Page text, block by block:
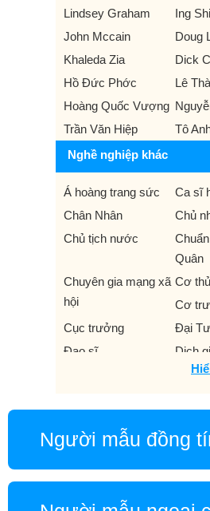
Lindsey Graham
Ing
John Mccain
Doug
Khaleda Zia
Dick
Hồ Đức Phớc
Lê
Hoàng Quốc Vượng
Trần Văn Hiệp
Tô
Nghề nghiệp khác
Á hoàng trang sức
Ca sĩ
Chân Nhân
Chủ
Chủ tịch nước
Quân
Chuyên gia mạng xã
hội
Cơ thủ
Cơ
Cục trưởng
Đại
Đạo sĩ
Dịch
Hạm trưởng
Hãng
HLV Aerobic
HLV
Người mẫu đồng